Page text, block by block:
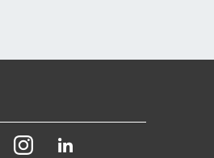
TwitterInstagram